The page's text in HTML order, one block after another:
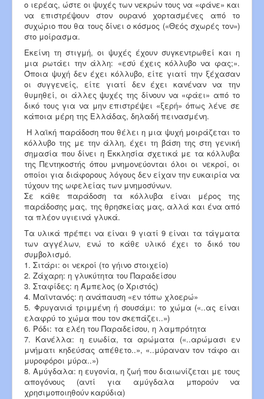
ο ιερέας, ώστε οι ψυχές των νεκρών τους να «φάνε» και
να επιστρέψουν στον ουρανό χορτασμένες από το
συχώριο που θα τους δίνει ο κόσμος («Θεός σχωρές τον»)
στο μοίρασμα.
Εκείνη τη στιγμή, οι ψυχές έχουν συγκεντρωθεί και η
μια ρωτάει την άλλη: «εσύ έχεις κόλλυβο να φας;».
Όποια ψυχή δεν έχει κόλλυβο, είτε γιατί την ξέχασαν
οι συγγενείς, είτε γιατί δεν έχει κανέναν να την
θυμηθεί, οι άλλες ψυχές της δίνουν να «φάει» από το
δικό τους για να μην επιστρέψει «ξερή» όπως λένε σε
κάποια μέρη της Ελλάδας, δηλαδή πεινασμένη.
Η λαϊκή παράδοση που θέλει η μια ψυχή μοιράζεται το
κόλλυβο της με την άλλη, έχει τη βάση της στη γενική
σημασία που δίνει η Εκκλησία σχετικά με τα κόλλυβα
της Πεντηκοστής όπου μνημονεύονται όλοι οι νεκροί, οι
οποίοι για διάφορους λόγους δεν είχαν την ευκαιρία να
τύχουν της ωφελείας των μνημοσύνων.
Σε κάθε παράδοση τα κόλλυβα είναι μέρος της
παράδοσης μας, της θρησκείας μας, αλλά και ένα από
τα πλέον υγιεινά γλυκά.
Τα υλικά πρέπει να είναι 9 γιατί 9 είναι τα τάγματα
των αγγέλων, ενώ το κάθε υλικό έχει το δικό του
συμβολισμό.
1. Σιτάρι: οι νεκροί (το γήινο στοιχείο)
2. Ζάχαρη: η γλυκύτητα του Παραδείσου
3. Σταφίδες: η Άμπελος (ο Χριστός)
4. Μαϊντανός: η ανάπαυση «εν τόπω χλοερώ»
5. Φρυγανιά τριμμένη ή σουσάμι: το χώμα («..ας είναι
ελαφρύ το χώμα που τον σκεπάζει..»)
6. Ρόδι: τα ελέη του Παραδείσου, η λαμπρότητα
7. Κανέλλα: η ευωδία, τα αρώματα («..αρώμασι εν
μνήματι κηδεύσας απέθετο..», «..μύραναν τον τάφο αι
μυροφόροι μύρα..»)
8. Αμύγδαλα: η ευγονία, η ζωή που διαιωνίζεται με τους
απογόνους (αντί για αμύγδαλα μπορούν να
χρησιμοποιηθούν καρύδια)